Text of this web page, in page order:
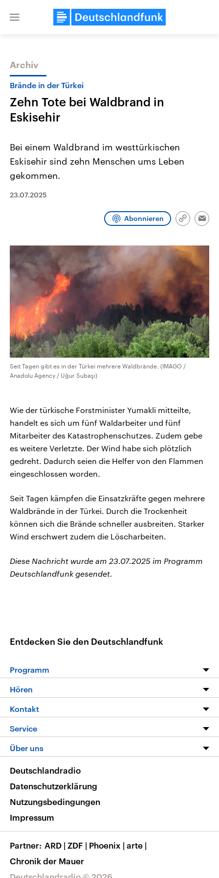
Close
Themen
Landtagswahl Sachsen-Anhalt
2026
Sachsen-Anhalt wählt am 6.
Bundesland von einer Koalition aus
und Hintergründe zu den Parteien
und Kandidaten der anstehenden
Wahl.
den mächtigsten Ländern
mit großem Einfluss auf
aktuelle Weltgeschehen.
Sendungen Programm Podcasts
Audio-Archiv
Archiv
Brände in der Türkei
Zehn Tote bei Waldbrand in
Eskisehir
Bei einem Waldbrand im westtürkischen
Eskisehir sind zehn Menschen ums Leben
gekommen.
23.07.2025
Abonnieren
Link
Seit Tagen gibt es in der Türkei mehrere Waldbrände. (IMAGO /
Anadolu Agency / Uğur Subaşı)
Wie der türkische Forstminister Yumakli mitteilte,
handelt es sich um fünf Waldarbeiter und fünf
Mitarbeiter des Katastrophenschutzes. Zudem gebe
es weitere Verletzte. Der Wind habe sich plötzlich
gedreht. Dadurch seien die Helfer von den Flammen
eingeschlossen worden.
Seit Tagen kämpfen die Einsatzkräfte gegen mehrere
Waldbrände in der Türkei. Durch die Trockenheit
können sich die Brände schneller ausbreiten. Starker
Wind erschwert zudem die Löscharbeiten.
Diese Nachricht wurde am 23.07.2025 im Programm
Deutschlandfunk gesendet.
Entdecken Sie den Deutschlandfunk
Programm
Programm
Die Nachrichten
Nachrichtenleicht
Neue Beiträge auf dlf.de
Hören
Livestream
Podcasts
Deutschlandfunk App
Nachrichten App
Frequenzen
Kontakt
Hörerservice
Service
FAQ
Veranstaltungen
Musikliste
RSS
Über uns
Barrierefreiheit
Deutschlandradio
Datenschutzerklärung
Nutzungsbedingungen
Impressum
Partner ARD | ZDF | Phoenix | arte |
Chronik der Mauer